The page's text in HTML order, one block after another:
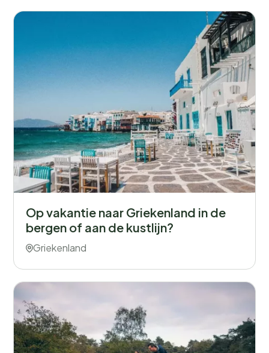
Op vakantie naar Griekenland in de
bergen of aan de kustlijn?
Griekenland